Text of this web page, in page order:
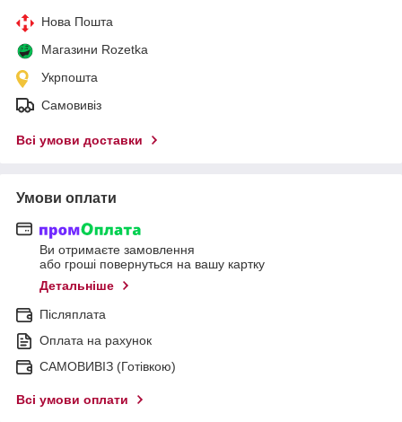
Нова Пошта
Магазини Rozetka
Укрпошта
Самовивіз
Всі умови доставки
Умови оплати
Ви отримаєте замовлення
або гроші повернуться на вашу картку
Детальніше
Післяплата
Оплата на рахунок
САМОВИВІЗ (Готівкою)
Всі умови оплати